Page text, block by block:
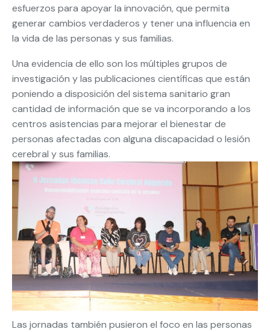
esfuerzos para apoyar la innovación, que permita
generar cambios verdaderos y tener una influencia en
la vida de las personas y sus familias.
Una evidencia de ello son los múltiples grupos de
investigación y las publicaciones científicas que están
poniendo a disposición del sistema sanitario gran
cantidad de información que se va incorporando a los
centros asistencias para mejorar el bienestar de
personas afectadas con alguna discapacidad o lesión
cerebral y sus familias.
Las jornadas también pusieron el foco en las personas